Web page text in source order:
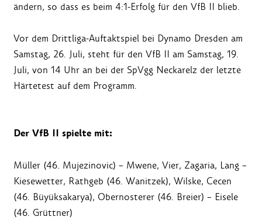
ändern, so dass es beim 4:1-Erfolg für den VfB II blieb.
Vor dem Drittliga-Auftaktspiel bei Dynamo Dresden am
Samstag, 26. Juli, steht für den VfB II am Samstag, 19.
Juli, von 14 Uhr an bei der SpVgg Neckarelz der letzte
Härtetest auf dem Programm.
Der VfB II spielte mit:
Müller (46. Mujezinovic) – Mwene, Vier, Zagaria, Lang –
Kiesewetter, Rathgeb (46. Wanitzek), Wilske, Cecen
(46. Büyüksakarya), Obernosterer (46. Breier) – Eisele
(46. Grüttner)